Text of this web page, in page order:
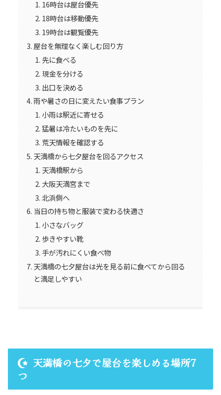
16時台は屋台優先
18時台は移動優先
19時台は観覧優先
屋台を無理なく楽しむ回り方
先に食べる
現金を分ける
出口を決める
雨や暑さの日に変えたい食事プラン
小雨は駅近に寄せる
猛暑は冷たいものを先に
荒天情報を確認する
天満橋から七夕屋台を回るアクセス
天満橋駅から
大阪天満宮まで
北浜側へ
当日の持ち物と服装で変わる快適さ
小さなバッグ
歩きやすい靴
手が汚れにくい食べ物
天満橋の七夕屋台は光を見る前に食べてから回る
と満足しやすい
天満橋の七夕で屋台を楽しめる場所7
つ